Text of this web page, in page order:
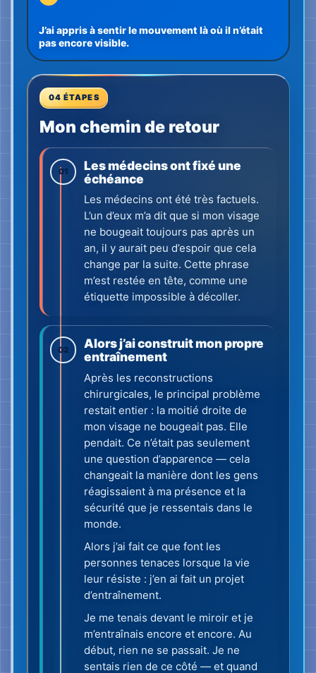
m’est restée en tête, comme une
étiquette impossible à décoller.
02
Alors j’ai construit mon propre
entraînement
Après les reconstructions
chirurgicales, le principal problème
restait entier : la moitié droite de
mon visage ne bougeait pas. Elle
pendait. Ce n’était pas seulement
une question d’apparence — cela
changeait la manière dont les gens
réagissaient à ma présence et la
sécurité que je ressentais dans le
monde.
Alors j’ai fait ce que font les
d’entraînement.
m’entraînais encore et encore. Au
début, rien ne se passait. Je ne
sentais rien de ce côté — et quand
on ne peut pas sentir un muscle, on
ne peut pas vraiment le piloter.
Puis j’ai remarqué quelque chose
d’étrange : quand je me concentrais
sur la sensation du côté gauche
intact — et que j’essayais de
intérieure du côté droit — le côté
droit s’est mis à bouger. Lentement.
Faiblement. Mais il bougeait.
régulier pour que je récupère
suffisamment de mobilité et puisse
de nouveau vivre normalement.